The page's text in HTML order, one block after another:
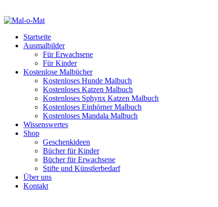
Startseite
Ausmalbilder
Für Erwachsene
Für Kinder
Kostenlose Malbücher
Kostenloses Hunde Malbuch
Kostenloses Katzen Malbuch
Kostenloses Sphynx Katzen Malbuch
Kostenloses Einhörner Malbuch
Kostenloses Mandala Malbuch
Wissenswertes
Shop
Geschenkideen
Bücher für Kinder
Bücher für Erwachsene
Stifte und Künstlerbedarf
Über uns
Kontakt